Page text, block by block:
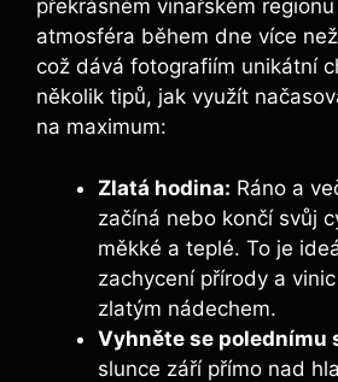
překrásném vinařském
atmosféra během dne více
což dává fotografiím unikátní
několik tipů, jak využít
na maximum:
Zlatá hodina: Ráno a
začíná nebo končí svůj
měkké a teplé. To je
zachycení přírody a
zlatým nádechem.
Vyhněte se polednímu
slunce září přímo nad